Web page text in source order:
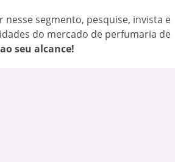
nesse segmento, pesquise, invista e
do mercado de perfumaria de
seu alcance!